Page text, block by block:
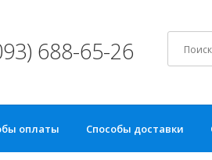
688-65-26
оплаты Способы доставки